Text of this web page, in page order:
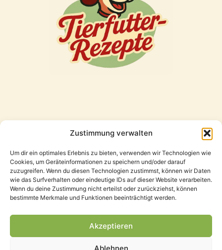
Zustimmung verwalten
Um dir ein optimales Erlebnis zu bieten, verwenden wir Technologien wie
Cookies, um Geräteinformationen zu speichern und/oder darauf
zuzugreifen. Wenn du diesen Technologien zustimmst, können wir Daten
wie das Surfverhalten oder eindeutige IDs auf dieser Website verarbeiten.
Wenn du deine Zustimmung nicht erteilst oder zurückziehst, können
bestimmte Merkmale und Funktionen beeinträchtigt werden.
Akzeptieren
Ablehnen
Freunde